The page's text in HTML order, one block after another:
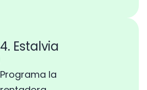
4. Estalvia
Programa la